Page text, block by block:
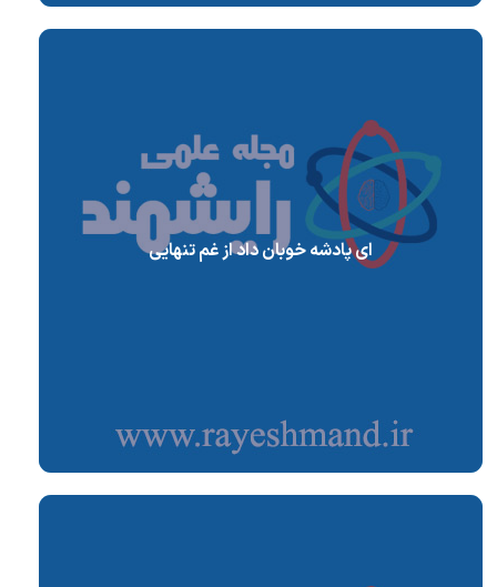
ای پادشه خوبان داد از غم تنهایی